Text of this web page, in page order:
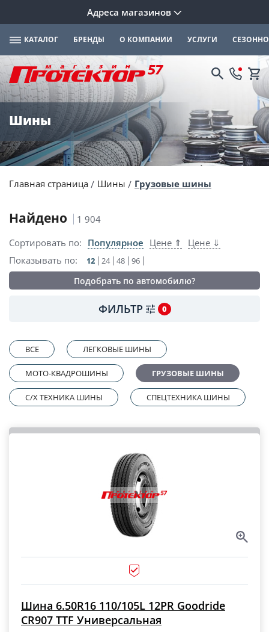
Адреса магазинов
КАТАЛОГ БРЕНДЫ О КОМПАНИИ УСЛУГИ
Шины
Главная страница Шины Грузовые шины
Найдено
1 904
Сортировать по: Популярное Цене ⇑
Цене ⇓
Показывать по:
12 24 48 96
Подобрать по автомобилю?
ФИЛЬТР 0
ВСЕ ЛЕГКОВЫЕ ШИНЫ
МОТО-КВАДРОШИНЫ ГРУЗОВЫЕ ШИНЫ
C/X ТЕХНИКА ШИНЫ СПЕЦТЕХНИКА ШИНЫ
Шина 6.50R16 110/105L 12PR Goodride
CR907 TTF Универсальная